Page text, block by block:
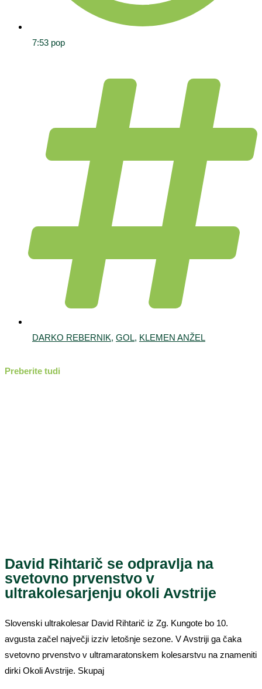
7:53 pop
DARKO REBERNIK, GOL, KLEMEN ANŽEL
Preberite tudi
David Rihtarič se odpravlja na
svetovno prvenstvo v
ultrakolesarjenju okoli Avstrije
Slovenski ultrakolesar David Rihtarič iz Zg. Kungote bo 10.
avgusta začel največji izziv letošnje sezone. V Avstriji ga čaka
svetovno prvenstvo v ultramaratonskem kolesarstvu na znameniti
dirki Okoli Avstrije. Skupaj